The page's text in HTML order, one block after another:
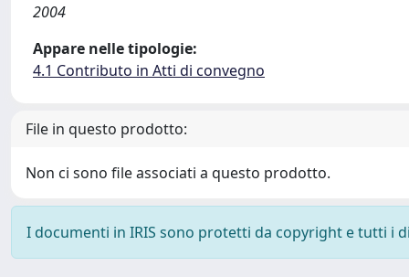
2004
Appare nelle tipologie:
4.1 Contributo in Atti di convegno
File in questo prodotto:
Non ci sono file associati a questo prodotto.
I documenti in IRIS sono protetti da copyright e tutti i